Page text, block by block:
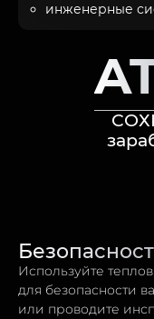
инженерные
Используйте
для безопасности
или проводите